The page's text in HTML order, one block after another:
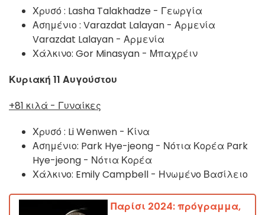
Χρυσό : Lasha Talakhadze - Γεωργία
Ασημένιο : Varazdat Lalayan - Αρμενία
Varazdat Lalayan - Αρμενία
Χάλκινο: Gor Minasyan - Μπαχρέιν
Κυριακή 11 Αυγούστου
+81 κιλά - Γυναίκες
Χρυσό : Li Wenwen - Κίνα
Ασημένιο: Park Hye-jeong - Νότια Κορέα Park
Hye-jeong - Νότια Κορέα
Χάλκινο: Emily Campbell - Ηνωμένο Βασίλειο
Παρίσι 2024: πρόγραμμα,